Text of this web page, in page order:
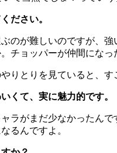
ださい。
のが難しいのですが、
チョッパーが仲間にな
りとりを見ていると、
くて、実に魅力的です。
ラがまだ少なかったんで
るんですよ。